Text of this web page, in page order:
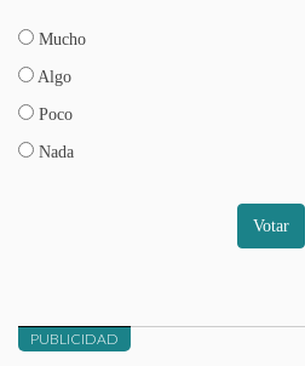
Mucho
Algo
Poco
Nada
Votar
PUBLICIDAD